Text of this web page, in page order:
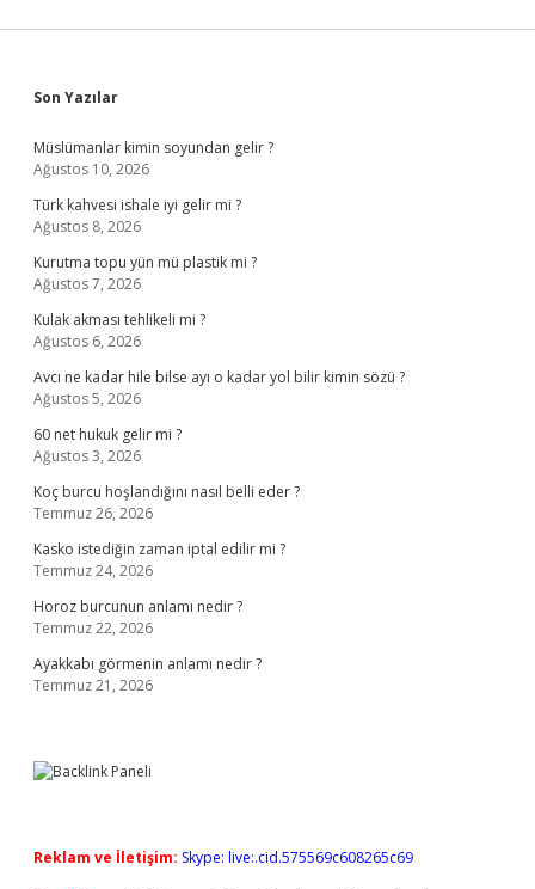
Sidebar
Son Yazılar
Müslümanlar kimin soyundan gelir ?
Ağustos 10, 2026
Türk kahvesi ishale iyi gelir mi ?
Ağustos 8, 2026
Kurutma topu yün mü plastik mi ?
Ağustos 7, 2026
Kulak akması tehlikeli mi ?
Ağustos 6, 2026
Avcı ne kadar hile bilse ayı o kadar yol bilir kimin sözü ?
Ağustos 5, 2026
60 net hukuk gelir mi ?
Ağustos 3, 2026
Koç burcu hoşlandığını nasıl belli eder ?
Temmuz 26, 2026
Kasko istediğin zaman iptal edilir mi ?
Temmuz 24, 2026
Horoz burcunun anlamı nedir ?
Temmuz 22, 2026
Ayakkabı görmenin anlamı nedir ?
Temmuz 21, 2026
Reklam ve İletişim: Skype: live:.cid.575569c608265c69